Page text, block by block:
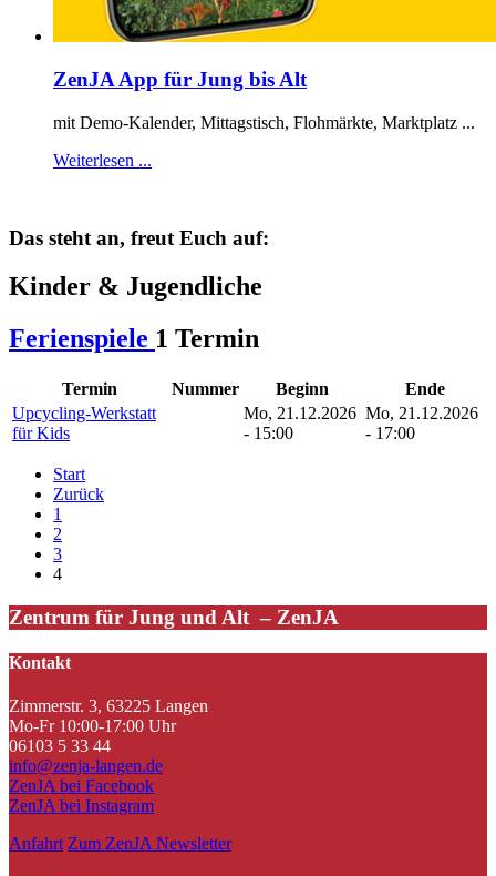
ZenJA App für Jung bis Alt
mit Demo-Kalender, Mittagstisch, Flohmärkte, Marktplatz ...
Weiterlesen ...
Das steht an, freut Euch auf:
Kinder & Jugendliche
Ferienspiele 1 Termin
Termin Nummer Beginn
Ende
Upcycling-Werkstatt
für Kids
Mo, 21.12.2026
- 15:00
Mo, 21.12.2026
- 17:00
Start
Zurück
1
2
3
4
Zentrum für Jung und Alt – ZenJA
Kontakt
Zimmerstr. 3, 63225 Langen
Mo-Fr 10:00-17:00 Uhr
06103 5 33 44
info@zenja-langen.de
ZenJA bei Facebook
ZenJA bei Instagram
Anfahrt Zum ZenJA Newsletter